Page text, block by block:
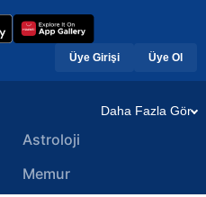
Üye Girişi Üye Ol
Daha Fazla Gör
Astroloji
Memur